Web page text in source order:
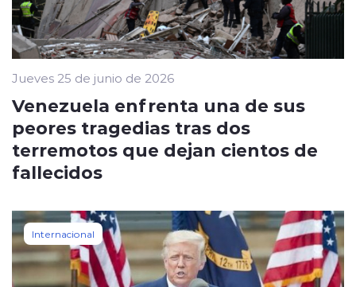
Jueves 25 de junio de 2026
Venezuela enfrenta una de sus
peores tragedias tras dos
terremotos que dejan cientos de
fallecidos
Internacional